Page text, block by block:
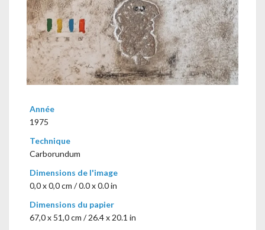
Année
1975
Technique
Carborundum
Dimensions de l'image
0,0 x 0,0 cm / 0.0 x 0.0 in
Dimensions du papier
67,0 x 51,0 cm / 26.4 x 20.1 in